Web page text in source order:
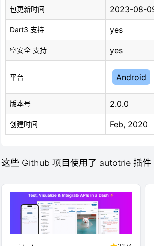
包更新时间 2023-08-
Dart3 支持 yes
空安全 支持 yes
平台 Android
版本号 2.0.0
创建时间 Feb, 2020
这些 Github 项目使用了 autotrie 插件